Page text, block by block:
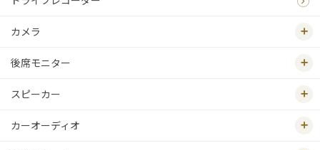
カメラ
後席モニター
スピーカー
カーオーディオ